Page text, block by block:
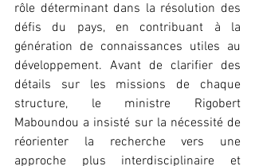
rôle déterminant dans la résolution des
défis du pays, en contribuant à la
génération de connaissances utiles au
développement. Avant de clarifier des
détails sur les missions de chaque
structure, le ministre Rigobert
Maboundou a insisté sur la nécessité de
réorienter la recherche vers une
approche plus interdisciplinaire et